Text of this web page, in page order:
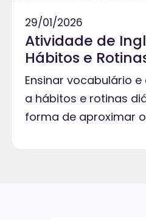
29/01/2026
Atividade de
Hábitos e
Ensinar vocabulário
a hábitos e rotinas
forma de aproximar